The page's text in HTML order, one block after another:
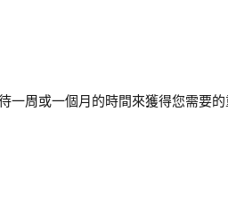
一周或一個月的時間來獲得您需要的